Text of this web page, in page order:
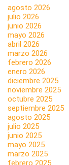
agosto 2026
julio 2026
junio 2026
mayo 2026
abril 2026
marzo 2026
febrero 2026
enero 2026
diciembre 2025
noviembre 2025
octubre 2025
septiembre 2025
agosto 2025
julio 2025
junio 2025
mayo 2025
marzo 2025
febrero 2025